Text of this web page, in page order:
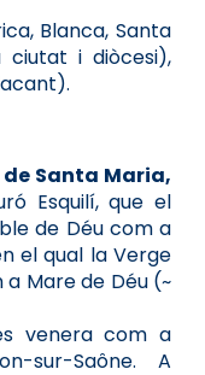
Blanca, Santa
ciutat i diòcesi),
Santa Maria,
Esquilí, que el
de Déu com a
el qual la Verge
Mare de Déu (~
venera com a
sur-Saône. A